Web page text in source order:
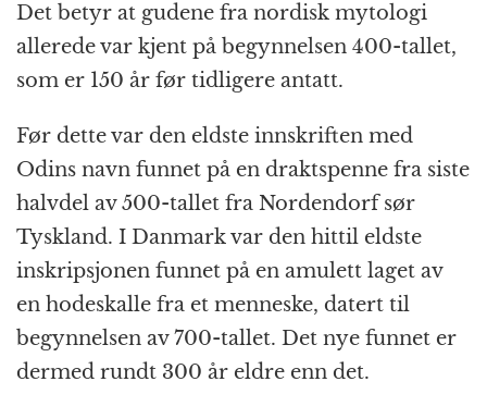
Det betyr at gudene fra nordisk mytologi
allerede var kjent på begynnelsen 400-tallet,
som er 150 år før tidligere antatt.
Før dette var den eldste innskriften med
Odins navn funnet på en draktspenne fra siste
halvdel av 500-tallet fra Nordendorf sør
Tyskland. I Danmark var den hittil eldste
inskripsjonen funnet på en amulett laget av
en hodeskalle fra et menneske, datert til
begynnelsen av 700-tallet. Det nye funnet er
dermed rundt 300 år eldre enn det.